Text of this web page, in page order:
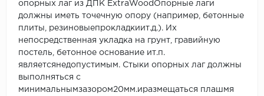
опорных лаг из ДПК ExtraWoodОпорные лаги
должны иметь точечную опору (например, бетонные
плиты, резиновыепрокладкиит.д.). Их
непосредственная укладка на грунт, гравийную
постель, бетонное основание ит.п.
являетсянедопустимым. Стыки опорных лаг должны
выполняться с
минимальнымзазором20мм.иразмещаться плашмя